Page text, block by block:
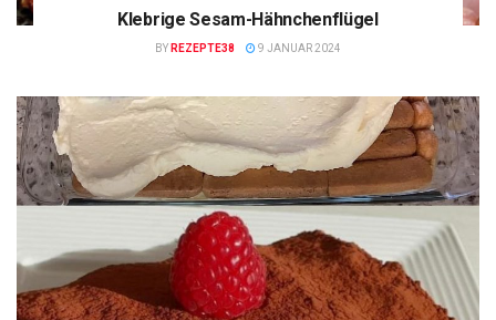
Klebrige Sesam-Hähnchenflügel
BY REZEPTE38 9 JANUAR 2024